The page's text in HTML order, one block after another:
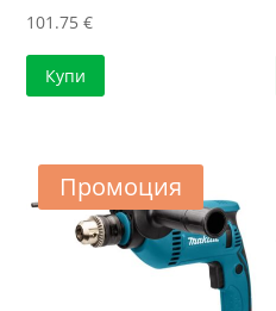
101.75€
Купи
Промоция